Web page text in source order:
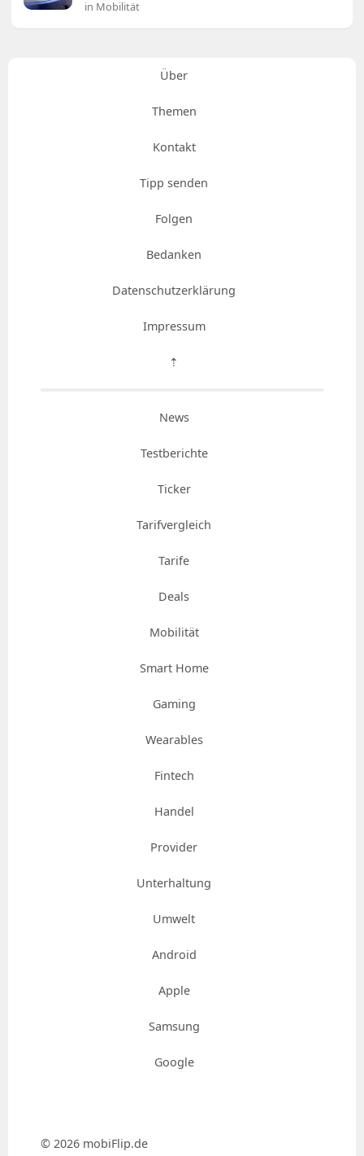
in Mobilität
Über
Themen
Kontakt
Tipp senden
Folgen
Bedanken
Datenschutzerklärung
Impressum
⇡
News
Testberichte
Ticker
Tarifvergleich
Tarife
Deals
Mobilität
Smart Home
Gaming
Wearables
Fintech
Handel
Provider
Unterhaltung
Umwelt
Android
Apple
Samsung
Google
© 2026 mobiFlip.de